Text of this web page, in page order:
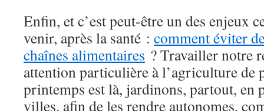
Enfin, et c’est peut-être un des enjeux
venir, après la santé : comment éviter
chaînes alimentaires ? Travailler notre
attention particulière à l’agriculture de
printemps est là, jardinons, partout, en
villes, afin de les rendre autonomes,